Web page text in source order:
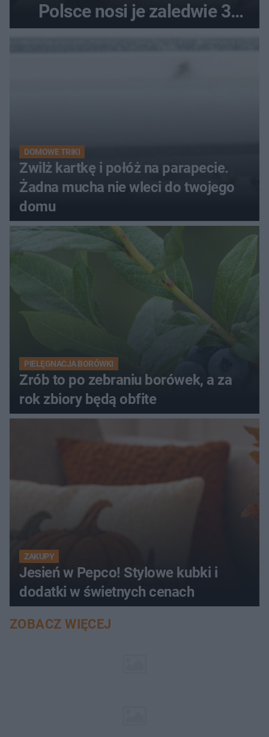
Polsce nosi je zaledwie 3
DOMOWE TRIKI
Zwilż kartkę i połóż na parapecie.
Żadna mucha nie wleci do twojego
domu
PIELĘGNACJA BORÓWKI
Zrób to po zebraniu borówek, a za
rok zbiory będą obfite
ZAKUPY
Jesień w Pepco! Stylowe kubki i
dodatki w świetnych cenach
ZOBACZ WIĘCEJ